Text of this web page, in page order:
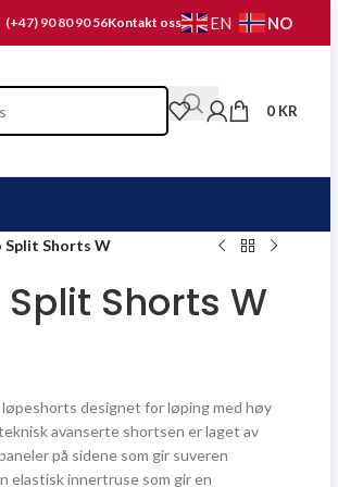
(+47) 90 80 90 56Kontakt oss EN NO
0 KR
Split Shorts W
Split Shorts W
designet for løping med høy
avanserte shortsen er laget av
på sidene som gir suveren
elastisk innertruse som gir en